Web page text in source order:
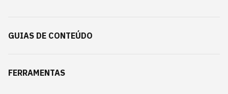
GUIAS DE CONTEÚDO
FERRAMENTAS